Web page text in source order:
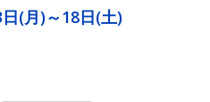
(月)～18日(土)